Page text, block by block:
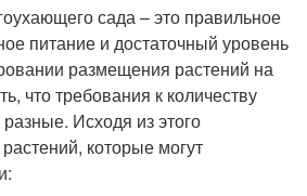
сада – это правильное
питание и достаточный уровень
размещения растений на
что требования к количеству
Исходя из этого
которые могут